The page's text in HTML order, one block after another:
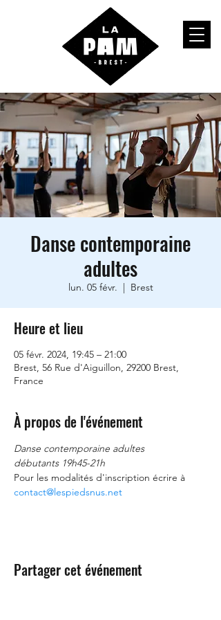
Danse contemporaine
adultes
lun. 05 févr.
  |
Brest
Heure et lieu
05 févr. 2024, 19:45 – 21:00
Brest, 56 Rue d'Aiguillon, 29200 Brest,
France
À propos de l'événement
Danse contemporaine adultes
débutants 19h45-21h
Pour les modalités d'inscription écrire à
contact@lespiedsnus.net
Partager cet événement